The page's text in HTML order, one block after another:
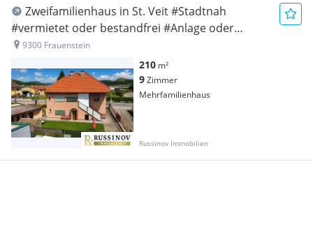
Zweifamilienhaus in St. Veit #Stadtnah
#vermietet oder bestandfrei #Anlage oder
Eigennutzen
9300 Frauenstein
210 m²
9Zimmer
Mehrfamilienhaus
Russinov Immobilien